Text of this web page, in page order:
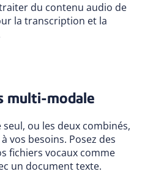
du contenu audio de
la transcription et la
multi-modale
ou les deux combinés,
vos besoins. Posez des
fichiers vocaux comme
un document texte.